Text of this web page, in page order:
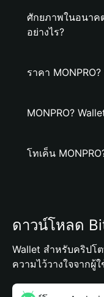
ศักยภาพในอนาค
อย่างไร?
ราคา
MONPRO?
โทเค็น
ดาวน์โหลด
Wallet สำหรับคริปโ
ความไว้วางใจจากผู้